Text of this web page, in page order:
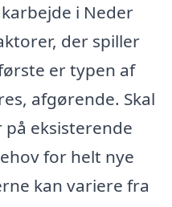
i Neder
der spiller
er typen af
afgørende. Skal
eksisterende
for helt nye
kan variere fra